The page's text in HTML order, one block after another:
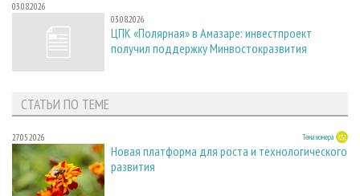
03.08.2026
03.08.2026
ЦПК «Полярная» в Амазаре: инвестпроект
получил поддержку Минвостокразвития
СТАТЬИ ПО ТЕМЕ
27.05.2026 Тема номера
Новая платформа для роста и технологического
развития